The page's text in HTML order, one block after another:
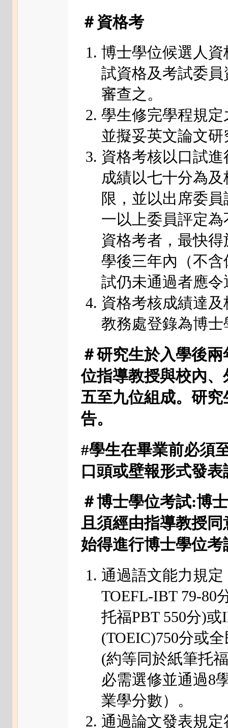
＃資格考
博士學位候選人
試資格及考試委
審查之。
學生修完學程規
並擬妥英文論文
資格考核以口試
成績以七十分為
限，並以出席委
一以上委員評定
資格考者，最快
學後三年內（不
試仍未通過者應令
資格考核成績達
教務處登錄為博
＃研究生於入學後
位指導教授與校內
五至九位組成。研
告。
#學生在畢業前必須
口頭或壁報形式發表
＃博士學位考試:博
且須經由指導教授
始得進行博士學位考
通過語文能力規
TOEFL-IBT 79-80
托福PBT 550分)
(TOEIC)750分或
(約等同於紙筆托
必需選修並通過8
業學分數）。
通過論文發表規